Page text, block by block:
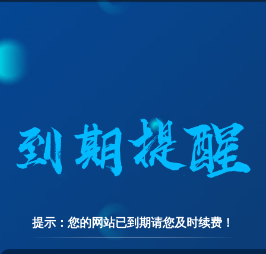
提示：您的网站已到期请您及时续费！